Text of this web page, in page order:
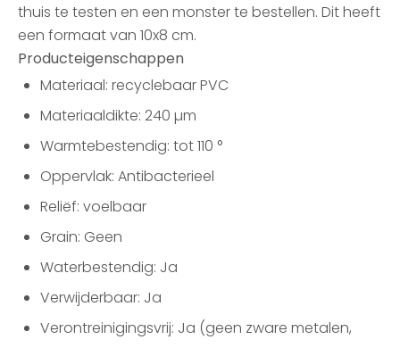
thuis te testen en een monster te bestellen. Dit heeft
een formaat van 10x8 cm.
Producteigenschappen
Materiaal: recyclebaar PVC
Materiaaldikte: 240 µm
Warmtebestendig: tot 110 °
Oppervlak: Antibacterieel
Reliëf: voelbaar
Grain: Geen
Waterbestendig: Ja
Verwijderbaar: Ja
Verontreinigingsvrij: Ja (geen zware metalen,